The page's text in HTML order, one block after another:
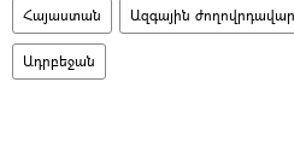
Հայաստան Ազգային
Ադրբեջան